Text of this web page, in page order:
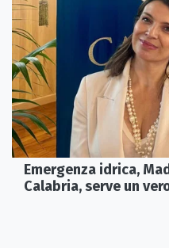
Emergenza idrica,
Calabria, serve un